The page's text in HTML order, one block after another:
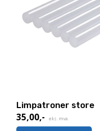
Limpatroner store
35,00,- eks. mva.